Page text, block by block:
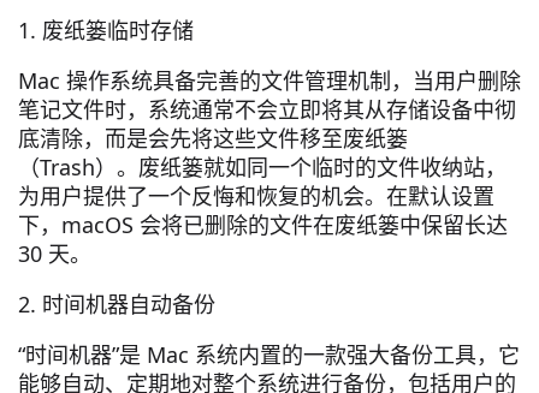
1. 废纸篓临时存储
Mac 操作系统具备完善的文件管理机制，当用户删除
笔记文件时，系统通常不会立即将其从存储设备中彻
底清除，而是会先将这些文件移至废纸篓
（Trash）。废纸篓就如同一个临时的文件收纳站，
为用户提供了一个反悔和恢复的机会。在默认设置
下，macOS 会将已删除的文件在废纸篓中保留长达
30 天。
2. 时间机器自动备份
“时间机器”是 Mac 系统内置的一款强大备份工具，它
能够自动、定期地对整个系统进行备份，包括用户的